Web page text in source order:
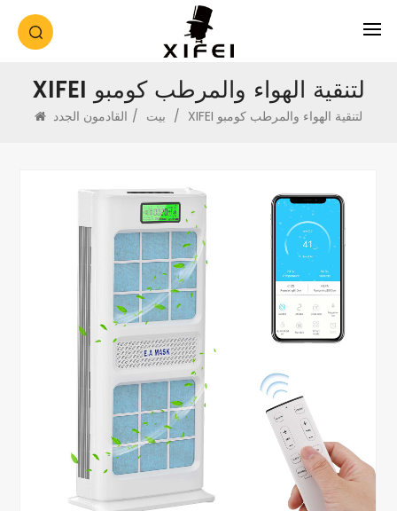
XIFEI لتنقية الهواء والمرطب كومبو
بيت / القادمون الجدد / XIFEI لتنقية الهواء والمرطب كومبو